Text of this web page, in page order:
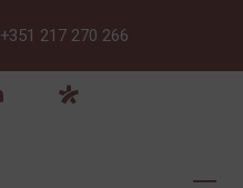
+351 217 270 266